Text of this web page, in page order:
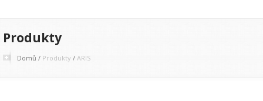
Produkty
Domů / Produkty / ARIS